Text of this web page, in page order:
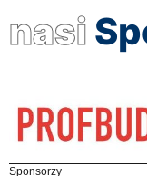
nasi
Sponsorzy